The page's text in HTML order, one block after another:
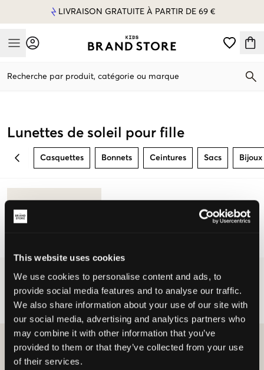
This website uses cookies
We use cookies to personalise content and ads, to
provide social media features and to analyse our traffic.
We also share information about your use of our site with
our social media, advertising and analytics partners who
may combine it with other information that you’ve
provided to them or that they’ve collected from your use
of their services.
LIVRAISON GRATUITE À PARTIR DE 69 €
Mobile Menu
Recherche par produit, catégorie ou marque
Fille Accessoires Lunettes de soleil
Lunettes de soleil pour fille
Lunettes de soleil pour fille
BACK Casquettes Bonnets Ceintures Sacs Bijoux
DEVENEZ MEMBRE ET OBTENEZ 10 % DE RÉDUCTION
SUR VOS ACHATS !